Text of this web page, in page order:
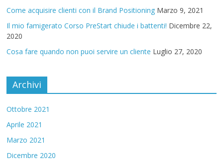
Come acquisire clienti con il Brand Positioning Marzo 9, 2021
Il mio famigerato Corso PreStart chiude i battenti! Dicembre 22,
2020
Cosa fare quando non puoi servire un cliente Luglio 27, 2020
Archivi
Ottobre 2021
Aprile 2021
Marzo 2021
Dicembre 2020